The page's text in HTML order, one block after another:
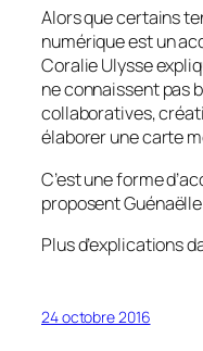
Alors que certains
numérique est un
Coralie Ulysse
ne connaissent pas
collaboratives,
élaborer une carte
C’est une forme
proposent
Plus d’explications
24 octobre 2016